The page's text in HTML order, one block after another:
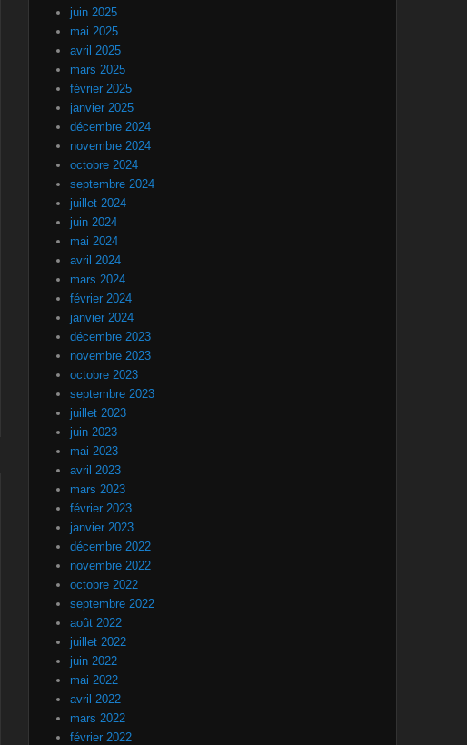
juin 2025
mai 2025
avril 2025
mars 2025
février 2025
janvier 2025
décembre 2024
novembre 2024
octobre 2024
septembre 2024
juillet 2024
juin 2024
mai 2024
avril 2024
mars 2024
février 2024
janvier 2024
décembre 2023
novembre 2023
octobre 2023
septembre 2023
juillet 2023
juin 2023
mai 2023
avril 2023
mars 2023
février 2023
janvier 2023
décembre 2022
novembre 2022
octobre 2022
septembre 2022
août 2022
juillet 2022
juin 2022
mai 2022
avril 2022
mars 2022
février 2022